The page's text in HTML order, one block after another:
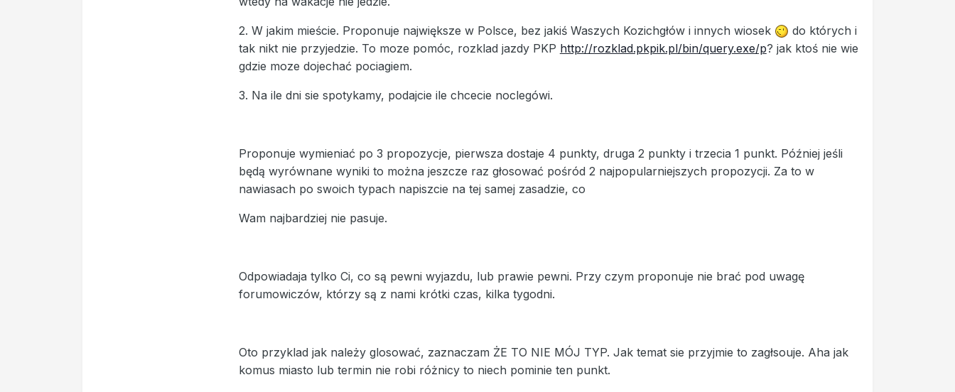
2. W jakim mieście. Proponuje największe w Polsce, bez jakiś Waszych Kozichgłów i innych wiosek
do których i
tak nikt nie przyjedzie. To moze pomóc, rozklad jazdy PKP http://rozklad.pkpik.pl/bin/query.exe/p? jak ktoś nie wie
gdzie moze dojechać pociagiem.
3. Na ile dni sie spotykamy, podajcie ile chcecie noclegówi.
Proponuje wymieniać po 3 propozycje, pierwsza dostaje 4 punkty, druga 2 punkty i trzecia 1 punkt. Później jeśli
będą wyrównane wyniki to można jeszcze raz głosować pośród 2 najpopularniejszych propozycji. Za to w
nawiasach po swoich typach napiszcie na tej samej zasadzie, co
Wam najbardziej nie pasuje.
Odpowiadaja tylko Ci, co są pewni wyjazdu, lub prawie pewni. Przy czym proponuje nie brać pod uwagę
forumowiczów, którzy są z nami krótki czas, kilka tygodni.
Oto przyklad jak należy glosować, zaznaczam ŻE TO NIE MÓJ TYP. Jak temat sie przyjmie to zagłsouje. Aha jak
komus miasto lub termin nie robi różnicy to niech pominie ten punkt.